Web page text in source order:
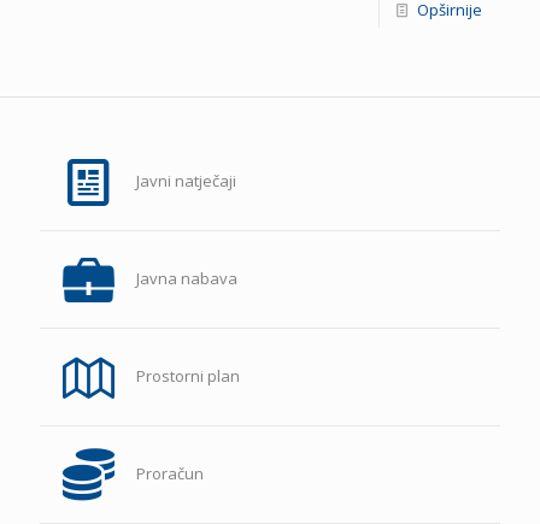
Opširnije
Javni natječaji
Javna nabava
Prostorni plan
Proračun